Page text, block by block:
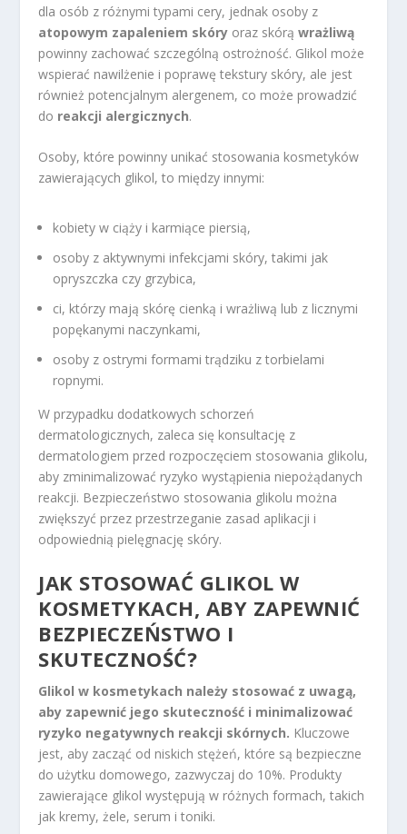
dla osób z różnymi typami cery, jednak osoby z
atopowym zapaleniem skóry oraz skórąwrażliwą
powinny zachować szczególną ostrożność. Glikol może
wspierać nawilżenie i poprawę tekstury skóry, ale jest
również potencjalnym alergenem, co może prowadzić
do reakcji alergicznych.
Osoby, które powinny unikać stosowania kosmetyków
zawierających glikol, to między innymi:
kobiety w ciąży i karmiące piersią,
osoby z aktywnymi infekcjami skóry, takimi jak
opryszczka czy grzybica,
ci, którzy mają skórę cienką i wrażliwą lub z licznymi
popękanymi naczynkami,
osoby z ostrymi formami trądziku z torbielami
ropnymi.
W przypadku dodatkowych schorzeń
dermatologicznych, zaleca się konsultację z
dermatologiem przed rozpoczęciem stosowania glikolu,
aby zminimalizować ryzyko wystąpienia niepożądanych
reakcji. Bezpieczeństwo stosowania glikolu można
zwiększyć przez przestrzeganie zasad aplikacji i
odpowiednią pielęgnację skóry.
JAK STOSOWAĆ GLIKOL W
KOSMETYKACH, ABY ZAPEWNIĆ
BEZPIECZEŃSTWO I
SKUTECZNOŚĆ?
Glikol w kosmetykach należy stosować z uwagą,
aby zapewnić jego skuteczność i minimalizować
ryzyko negatywnych reakcji skórnych. Kluczowe
jest, aby zacząć od niskich stężeń, które są bezpieczne
do użytku domowego, zazwyczaj do 10%. Produkty
zawierające glikol występują w różnych formach, takich
jak kremy, żele, serum i toniki.